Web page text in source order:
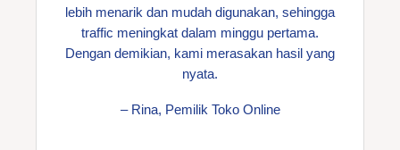
lebih menarik dan mudah digunakan, sehingga
traffic meningkat dalam minggu pertama.
Dengan demikian, kami merasakan hasil yang
nyata.
– Rina, Pemilik Toko Online